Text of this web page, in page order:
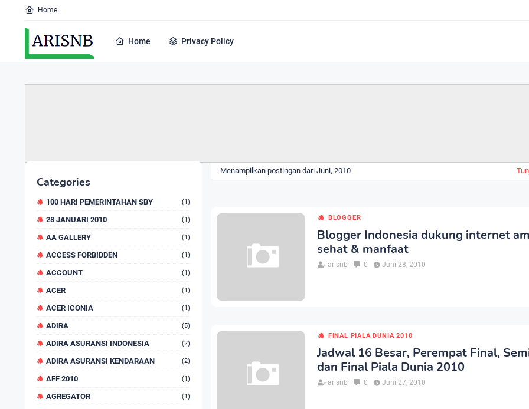
Home
Home Privacy Policy
Categories
100 HARI PEMERINTAHAN SBY (1)
28 JANUARI 2010 (1)
AA GALLERY (1)
ACCESS FORBIDDEN (1)
ACCOUNT (1)
ACER (1)
ACER ICONIA (1)
ADIRA (5)
ADIRA ASURANSI INDONESIA (2)
ADIRA ASURANSI KENDARAAN (2)
AFF 2010 (1)
AGREGATOR (1)
Menampilkan postingan dari Juni, 2010
BLOGGER
Blogger Indonesia dukung internet
sehat & manfaat
arisnb 0 Juni 28, 2010
FINAL PIALA DUNIA 2010
Jadwal 16 Besar, Perempat Final,
dan Final Piala Dunia 2010
arisnb 0 Juni 27, 2010